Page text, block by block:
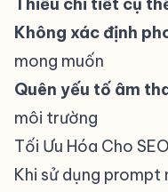
Không xác định
mong muốn
Quên yếu tố âm
môi trường
Tối Ưu Hóa Cho SEO
Khi sử dụng prompt